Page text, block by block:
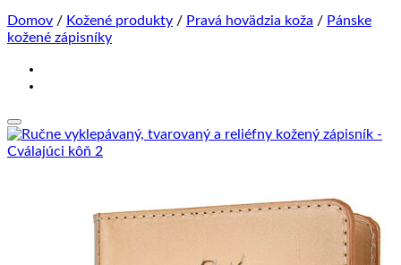
Domov / Kožené produkty / Pravá hovädzia koža / Pánske
kožené zápisníky